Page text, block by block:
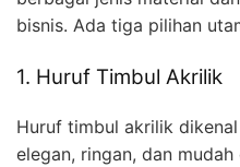
bisnis. Ada tiga pilihan
1. Huruf Timbul Akrilik
Huruf timbul akrilik
elegan, ringan, dan